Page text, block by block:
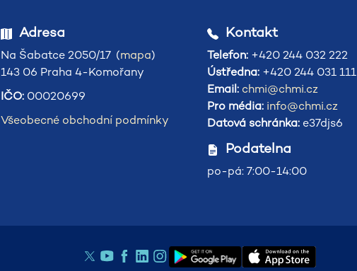
Adresa
Na Šabatce 2050/17 (mapa)
143 06 Praha 4-Komořany
IČO:00020699
Všeobecné obchodní podmínky
Kontakt
Telefon: +420 244 032 222
Ústředna: +420 244 031 111
Email: chmi@chmi.cz
Pro média: info@chmi.cz
Datová schránka: e37djs6
Podatelna
po-pá: 7:00-14:00